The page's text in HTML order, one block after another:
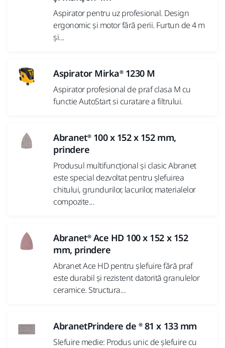
Aspirator pentru uz profesional. Design
ergonomic și motor fără perii. Furtun de 4 m
și...
Aspirator Mirka® 1230 M
Aspirator profesional de praf clasa M cu
functie AutoStart si curatare a filtrului.
Abranet® 100 x 152 x 152 mm,
prindere
Produsul multifuncțional și clasic Abranet
este special dezvoltat pentru șlefuirea
chitului, grundurilor, lacurilor, materialelor
compozite...
Abranet® Ace HD 100 x 152 x 152
mm, prindere
Abranet Ace HD pentru șlefuire fără praf
este durabil și rezistent datorită granulelor
ceramice. Structura...
AbranetPrindere de ® 81 x 133 mm
Slefuire medie: Produs unic de șlefuire cu